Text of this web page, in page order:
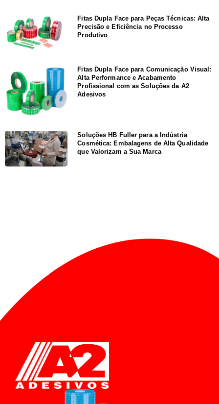
Fitas Dupla Face para Peças Técnicas: Alta
Precisão e Eficiência no Processo
Produtivo
Fitas Dupla Face para Comunicação Visual:
Alta Performance e Acabamento
Profissional com as Soluções da A2
Adesivos
Soluções HB Fuller para a Indústria
Cosmética: Embalagens de Alta Qualidade
que Valorizam a Sua Marca